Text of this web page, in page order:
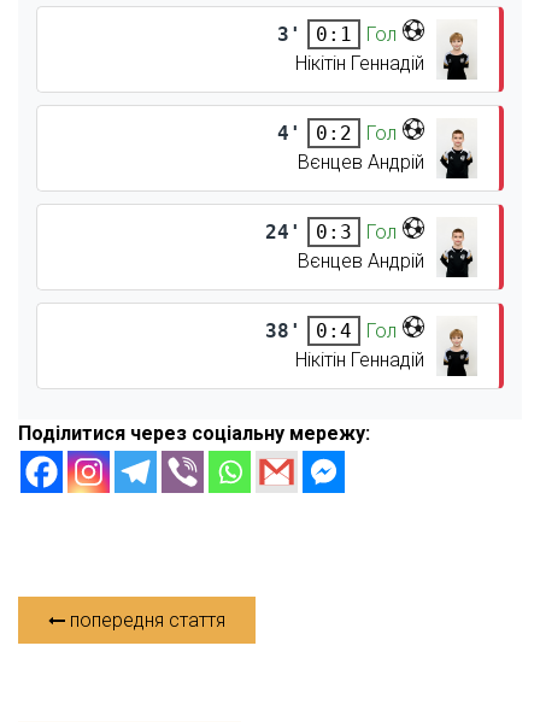
3' 0:1
Гол
Нікітін Геннадій
4' 0:2
Гол
Вєнцев Андрій
24' 0:3
Гол
Вєнцев Андрій
38' 0:4
Гол
Нікітін Геннадій
Поділитися через соціальну мережу:
попередня стаття